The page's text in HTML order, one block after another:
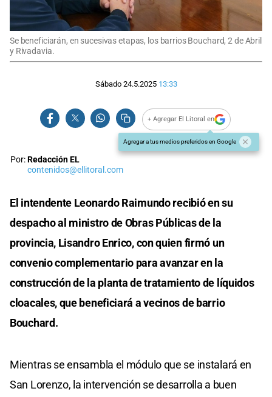
Se beneficiarán, en sucesivas etapas, los barrios Bouchard, 2 de Abril
y Rivadavia.
Sábado 24.5.2025 13:33
+ Agregar El Litoral en
Agregar a tus medios preferidos en Google
Por:Redacción EL
contenidos@ellitoral.com
El intendente Leonardo Raimundo recibió en su
despacho al ministro de Obras Públicas de la
provincia, Lisandro Enrico, con quien firmó un
convenio complementario para avanzar en la
construcción de la planta de tratamiento de líquidos
cloacales, que beneficiará a vecinos de barrio
Bouchard.
Mientras se ensambla el módulo que se instalará en
San Lorenzo, la intervención se desarrolla a buen